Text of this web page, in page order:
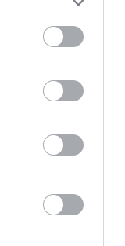
SOBRE
es la puerta
Navega por las
del otro extremo del